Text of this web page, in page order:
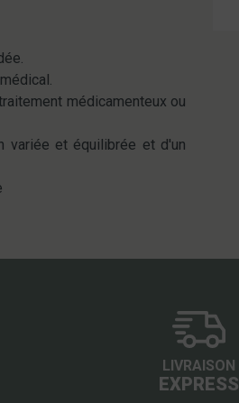
médicamenteux ou
variée et équilibrée et d'un
LIVRAISON
EXPRESS